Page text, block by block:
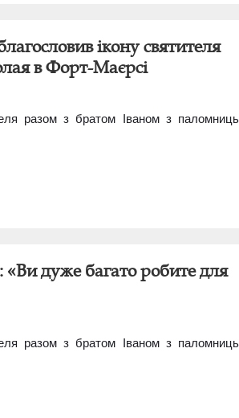
ікону святителя
в Форт-Маєрсі
разом з братом Іваном з
«Ви дуже багато робите для
разом з братом Іваном з